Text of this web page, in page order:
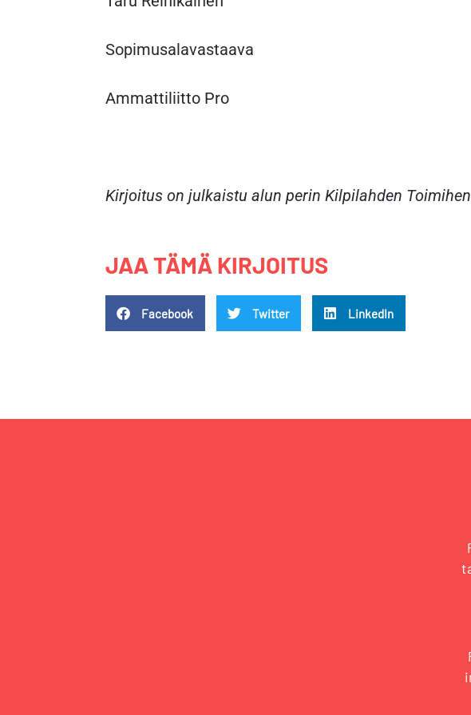
Sopimusalavastaava
Ammattiliitto Pro
Kirjoitus on julkaistu alun perin Kilpilahden
JAA TÄMÄ KIRJOITUS
Facebook Twitter LinkedIn